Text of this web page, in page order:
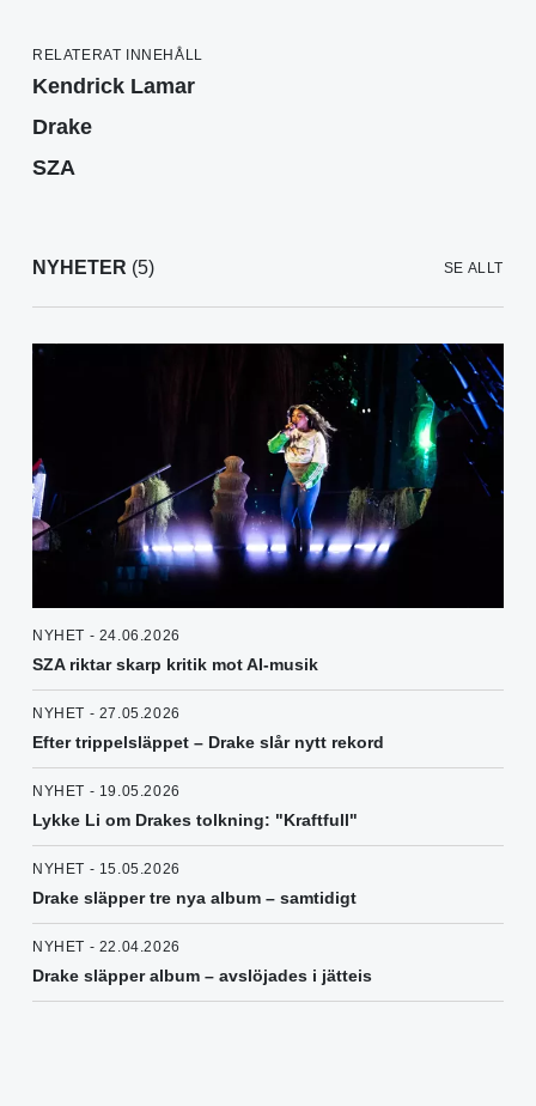
RELATERAT INNEHÅLL
Kendrick Lamar
Drake
SZA
NYHETER (5) SE ALLT
NYHET - 24.06.2026
SZA riktar skarp kritik mot AI-musik
NYHET - 27.05.2026
Efter trippelsläppet – Drake slår nytt rekord
NYHET - 19.05.2026
Lykke Li om Drakes tolkning: "Kraftfull"
NYHET - 15.05.2026
Drake släpper tre nya album – samtidigt
NYHET - 22.04.2026
Drake släpper album – avslöjades i jätteis